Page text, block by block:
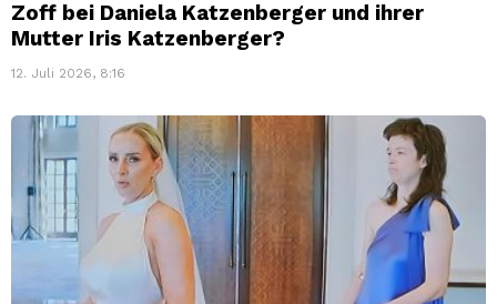
Zoff bei Daniela Katzenberger und ihrer
Mutter Iris Katzenberger?
12. Juli 2026, 8:16